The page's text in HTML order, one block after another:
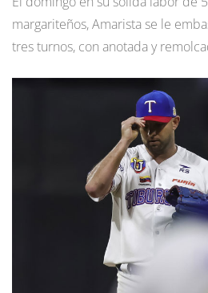
margariteños, Amarista se le
tres turnos, con anotada y